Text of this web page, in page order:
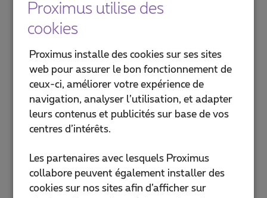
Proximus utilise des
cookies
Proximus installe des cookies sur ses sites
web pour assurer le bon fonctionnement de
ceux-ci, améliorer votre expérience de
navigation, analyser l’utilisation, et adapter
leurs contenus et publicités sur base de vos
centres d’intérêts.
Les partenaires avec lesquels Proximus
collabore peuvent également installer des
cookies sur nos sites afin d’afficher sur